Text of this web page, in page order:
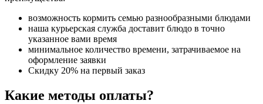
возможность кормить семью разнообразными блюдами
наша курьерская служба доставит блюдо в точно
указанное вами время
минимальное количество времени, затрачиваемое на
оформление заявки
Скидку 20% на первый заказ
Какие методы оплаты?